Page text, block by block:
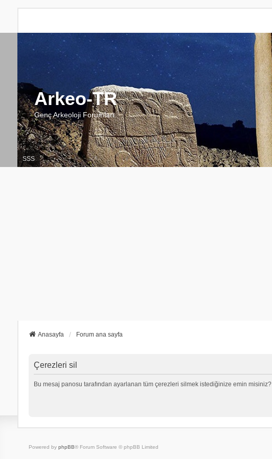
Arkeo-TR
Genç Arkeoloji Forumları
SSS
Anasayfa Forum ana sayfa
Çerezleri sil
Bu mesaj panosu tarafından ayarlanan tüm çerezleri silmek istediğinize emin misiniz?
Powered by phpBB® Forum Software © phpBB Limited